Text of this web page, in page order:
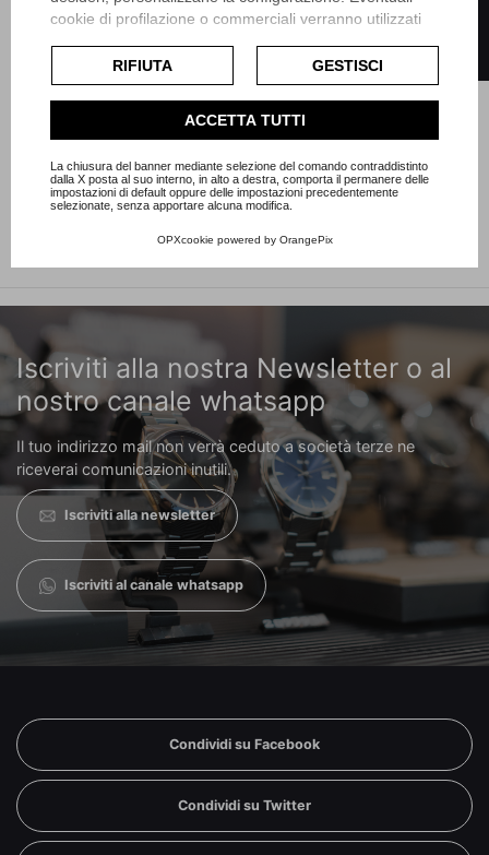
cookie di profilazione o commerciali verranno utilizzati
dell'utente e, se consentito, potrebbero essere utilizzati
per personalizzare gli annunci pubblicitari. Per ulteriori
informazioni su come Google utilizza i dati raccolti,
politica sulla privacy di Google
Consulta l'informativa cookie completa.
RIFIUTA GESTISCI
ACCETTA TUTTI
La chiusura del banner mediante selezione del comando contraddistinto
dalla X posta al suo interno, in alto a destra, comporta il permanere delle
impostazioni di default oppure delle impostazioni precedentemente
selezionate, senza apportare alcuna modifica.
OPXcookie powered by OrangePix
Articolo Rd90
Prezzo
Visualizzati 1-7 su 7 articoli
Iscriviti alla nostra Newsletter o al
nostro canale whatsapp
Il tuo indirizzo mail non verrà ceduto a società terze ne
riceverai comunicazioni inutili.
Iscriviti alla newsletter
Iscriviti al canale whatsapp
Condividi su Facebook
Condividi su Twitter